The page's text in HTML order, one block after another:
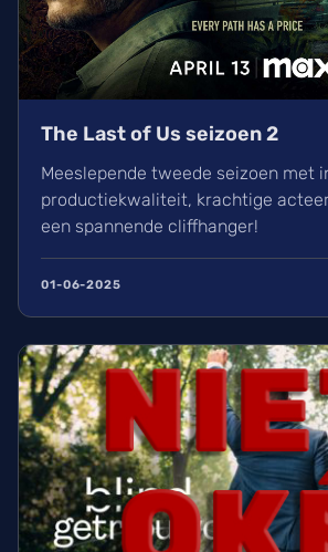
The Last of Us seizoen 2
Meeslepende tweede seizoen met
productiekwaliteit, krachtige
een spannende cliffhanger!
01-06-2025